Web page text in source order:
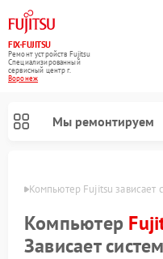
FIX-FUJITSU
Ремонт устройств Fujitsu
Специализированный
cервисный центр г.
Воронеж
Мы ремонтируем
Компьютер Fujitsu зависает
Компьютер
Зависает